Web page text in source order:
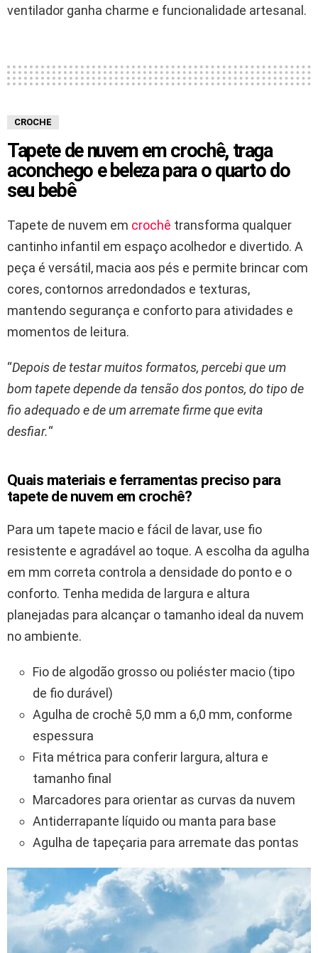
ventilador ganha charme e funcionalidade artesanal.
CROCHE
Tapete de nuvem em crochê, traga
aconchego e beleza para o quarto do
seu bebê
Tapete de nuvem em crochê transforma qualquer
cantinho infantil em espaço acolhedor e divertido. A
peça é versátil, macia aos pés e permite brincar com
cores, contornos arredondados e texturas,
mantendo segurança e conforto para atividades e
momentos de leitura.
“Depois de testar muitos formatos, percebi que um
bom tapete depende da tensão dos pontos, do tipo de
fio adequado e de um arremate firme que evita
desfiar.“
Quais materiais e ferramentas preciso para
tapete de nuvem em crochê?
Para um tapete macio e fácil de lavar, use fio
resistente e agradável ao toque. A escolha da agulha
em mm correta controla a densidade do ponto e o
conforto. Tenha medida de largura e altura
planejadas para alcançar o tamanho ideal da nuvem
no ambiente.
Fio de algodão grosso ou poliéster macio (tipo
de fio durável)
Agulha de crochê 5,0 mm a 6,0 mm, conforme
espessura
Fita métrica para conferir largura, altura e
tamanho final
Marcadores para orientar as curvas da nuvem
Antiderrapante líquido ou manta para base
Agulha de tapeçaria para arremate das pontas